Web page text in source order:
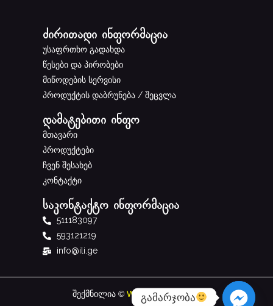
ძირითადი ინფორმაცია
უსაფრთხო გადახდა
წესები და პირობები
მიწოდების სერვისი
პროდუქტის დაბრუნება / შეცვლა
დამატებითი ინფო
მთავარი
პროდუქტები
ჩვენ შესახებ
კონტაქტი
საკონტაქტო ინფორმაცია
511183097
593121219
info@ili.ge
შექმნილია © W studio.Geს მიერ
გამარჯობა